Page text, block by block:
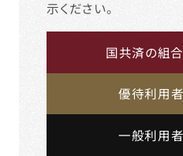
示ください。
国共済の組
優待利用
一般利用